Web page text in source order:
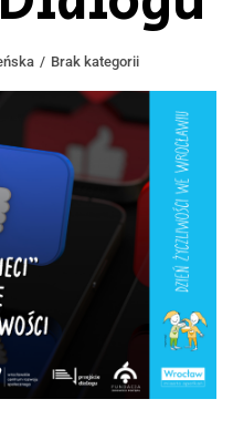
Brak kategorii